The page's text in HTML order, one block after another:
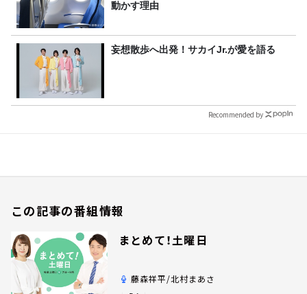
動かす理由
妄想散歩へ出発！サカイJr.が愛を語る
Recommended by
この記事の番組情報
まとめて！土曜日
藤森祥平/北村まあさ